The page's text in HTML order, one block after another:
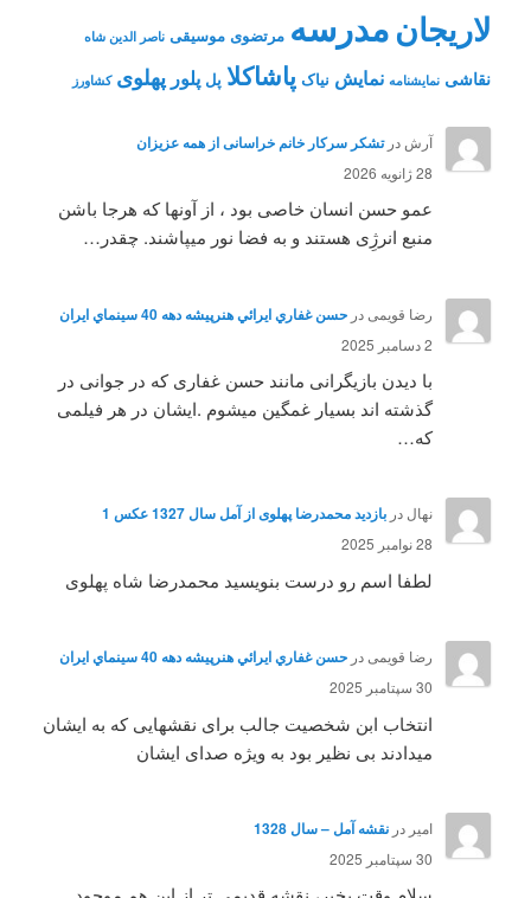
لاریجانمدرسه مرتضوی موسیقی ناصر الدین شاه
نقاشی نمايشنامه نمایش نیاک پاشاکلا پل پلور پهلوی کشاورز
آرش درتشکر سرکار خانم خراسانی از همه عزیزان
28 ژانویه 2026
عمو حسن انسان خاصی بود ، از آونها که هرجا باشن
منبع انرژِی هستند و به فضا نور میپاشند. چقدر…
رضا قویمی در حسن غفاري ايرائي هنرپيشه دهه 40 سينماي ايران
2 دسامبر 2025
با دیدن بازیگرانی مانند حسن غفاری که در جوانی در
گذشته اند بسیار غمگین میشوم .ایشان در هر فیلمی
که…
نهال در بازدید محمدرضا پهلوی از آمل سال 1327 عکس 1
28 نوامبر 2025
لطفا اسم رو درست بنویسید محمدرضا شاه پهلوی
رضا قویمی در حسن غفاري ايرائي هنرپيشه دهه 40 سينماي ايران
30 سپتامبر 2025
انتخاب ابن شخصیت جالب برای نقشهایی که به ایشان
میدادند بی نظیر بود به ویژه صدای ایشان
امیر در نقشه آمل – سال 1328
30 سپتامبر 2025